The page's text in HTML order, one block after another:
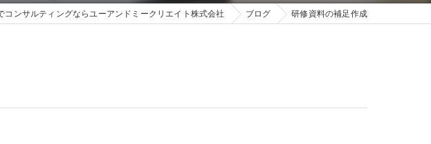
ファシリテーション
コンサルティングならユーアンドミークリエイト株式会社 ブログ 研修資料の補足作成